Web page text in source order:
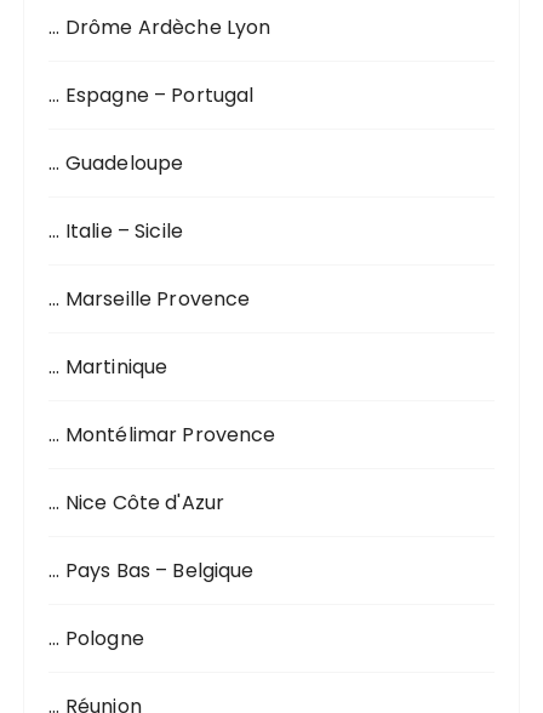
… Drôme Ardèche Lyon
… Espagne – Portugal
… Guadeloupe
… Italie – Sicile
… Marseille Provence
… Martinique
… Montélimar Provence
… Nice Côte d'Azur
… Pays Bas – Belgique
… Pologne
… Réunion